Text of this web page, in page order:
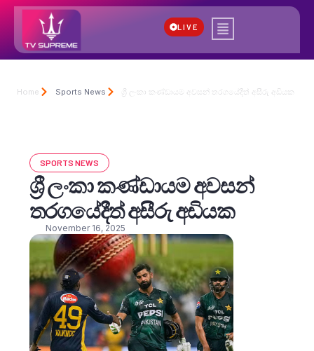
LIVE
Home Sports News ශ්‍රී ලංකා කණ්ඩායම අවසන් තරගයේදීත් අසීරු අඩියක
SPORTS NEWS
ශ්‍රී ලංකා කණ්ඩායම අවසන්
තරගයේදීත් අසීරු අඩියක
November 16, 2025